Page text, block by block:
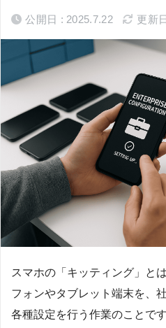
公開日 : 2025.7.22 更新
スマホの「キッティング」と
フォンやタブレット端末を、
各種設定を行う作業のことです